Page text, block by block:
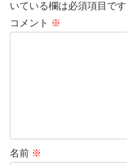
いている欄は必須項目です
コメント ※
名前 ※